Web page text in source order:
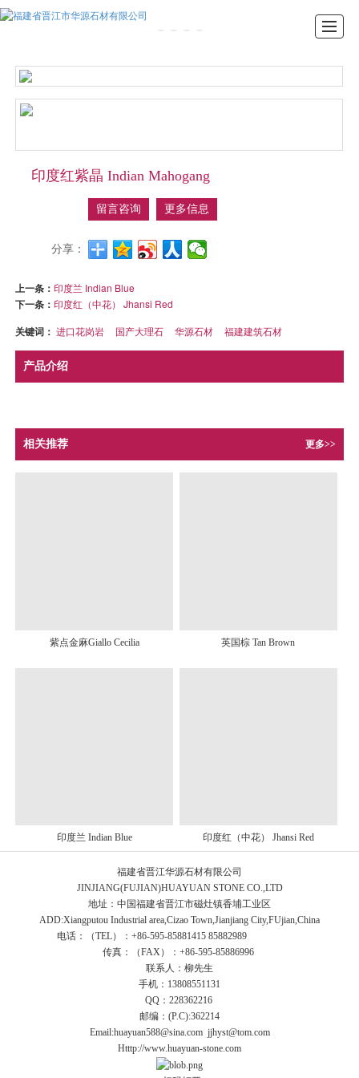
印度红紫晶 Indian Mahogang
留言咨询 更多信息
分享：
上一条：印度兰 Indian Blue
下一条：印度红（中花） Jhansi Red
关键词：进口花岗岩 国产大理石 华源石材 福建建筑石材
产品介绍
相关推荐 更多>>
紫点金麻Giallo Cecilia 英国棕 Tan Brown
印度兰 Indian Blue 印度红（中花） Jhansi Red
福建省晋江华源石材有限公司
JINJIANG(FUJIAN)HUAYUAN STONE CO.,LTD
地址：中国福建省晋江市磁灶镇香埔工业区
ADD:Xiangputou Industrial area,Cizao Town,Jianjiang City,FUjian,China
电话：（TEL）：+86-595-85881415 85882989
传真：（FAX）：+86-595-85886996
联系人：柳先生
手机：13808551131
QQ：228362216
邮编：(P.C):362214
Email:huayuan588@sina.com jjhyst@tom.com
Htttp://www.huayuan-stone.com